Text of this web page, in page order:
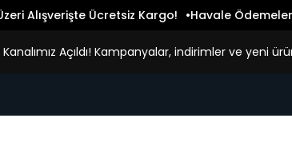
Alışverişte Ücretsiz Kargo! Havale
Açıldı! Kampanyalar, indirimler ve yeni